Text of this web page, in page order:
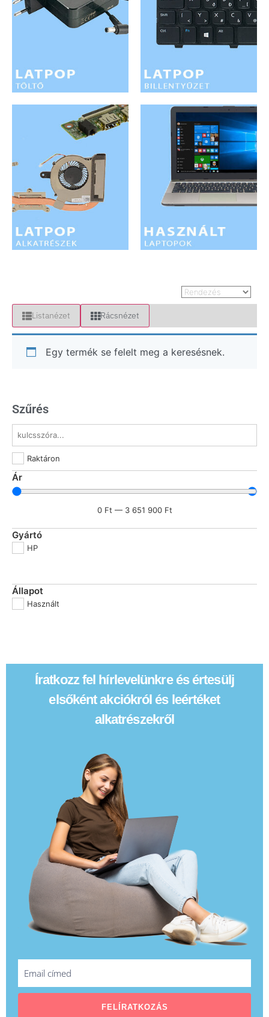
ELFELEJTETT JELSZÓ
Szűrés
Raktáron
Ár
0 Ft — 3 651 900 Ft
Gyártó
HP
Állapot
Használt
Listanézet Rácsnézet
Egy termék se felelt meg a keresésnek.
Íratkozz fel hírlevelünkre és értesülj
elsőként akciókról és leértéket
alkatrészekről
FELÍRATKOZÁS